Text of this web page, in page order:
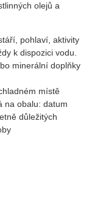
olejů a
pohlaví, aktivity
k dispozici vodu.
minerální doplňky
místě
na obalu: datum
důležitých